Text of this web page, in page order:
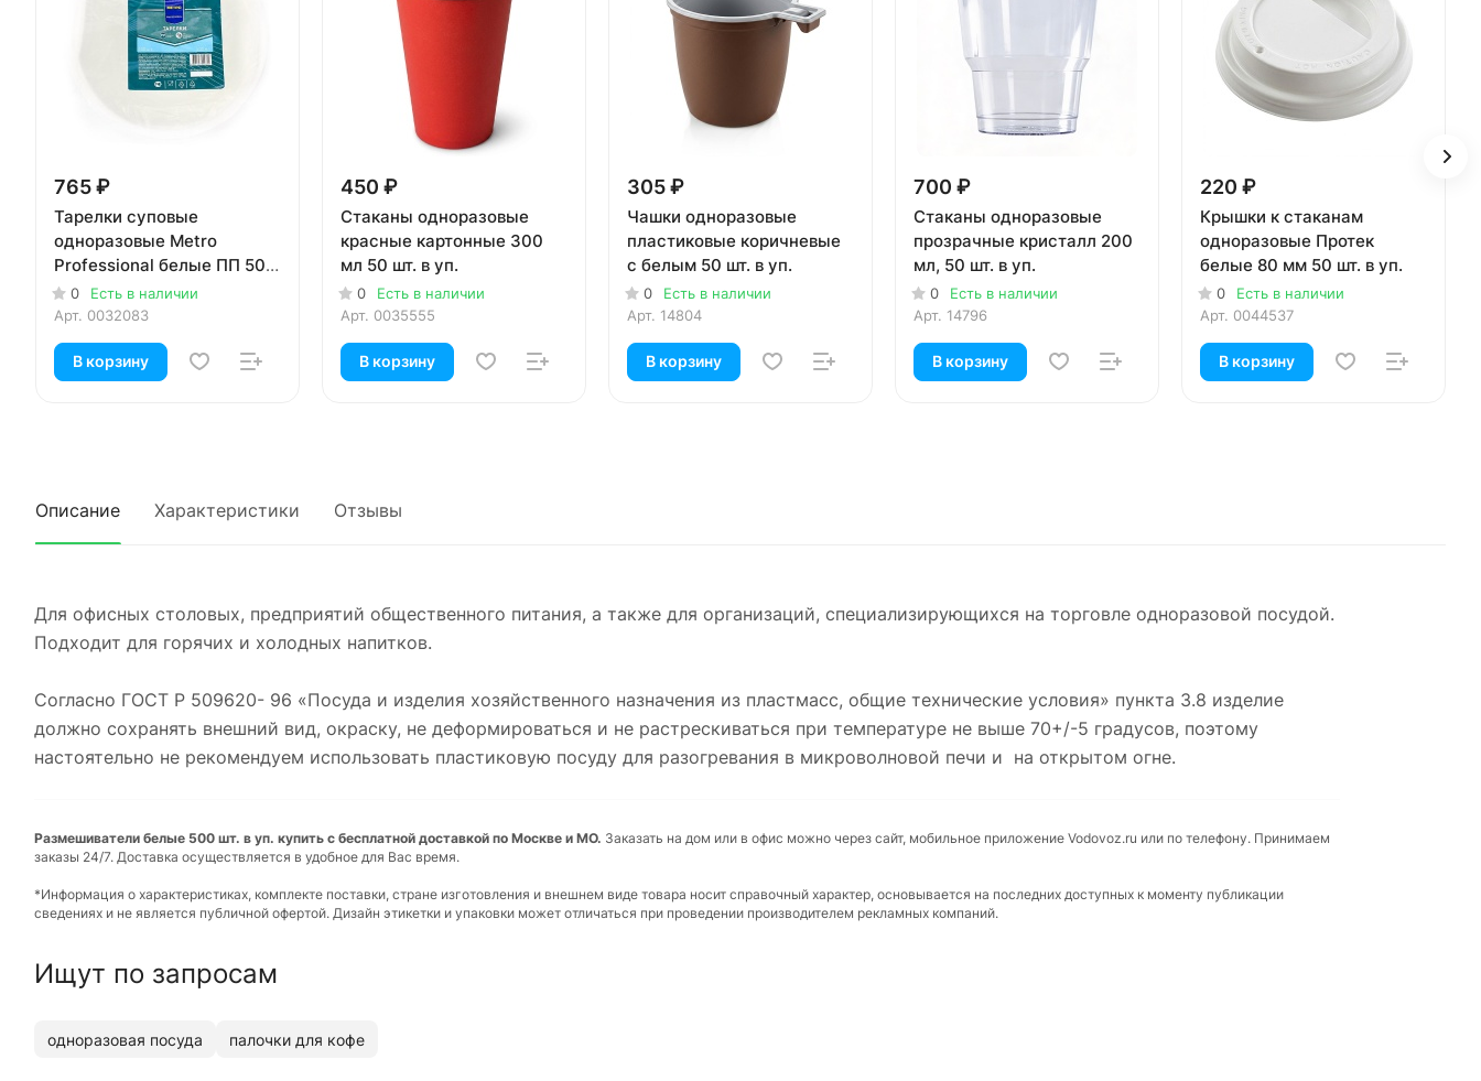
765 ₽
Тарелки суповые
одноразовые Metro
Professional белые ПП 500
мл 100 шт. в уп.
0
Есть в наличии
Арт. 0032083
В корзину
450 ₽
Стаканы одноразовые
красные картонные 300
мл 50 шт. в уп.
0
Есть в наличии
Арт. 0035555
В корзину
305 ₽
Чашки одноразовые
пластиковые коричневые
с белым 50 шт. в уп.
0
Есть в наличии
Арт. 14804
В корзину
700 ₽
Стаканы одноразовые
прозрачные кристалл 200
мл, 50 шт. в уп.
0
Есть в наличии
Арт. 14796
В корзину
220 ₽
Крышки к стаканам
одноразовые Протек
белые 80 мм 50 шт. в уп.
0
Есть в наличии
Арт. 0044537
В корзину
Описание Характеристики Отзывы
Для офисных столовых, предприятий общественного питания, а также для организаций, специализирующихся на торговле одноразовой посудой.
Подходит для горячих и холодных напитков.
Согласно ГОСТ Р 509620- 96 «Посуда и изделия хозяйственного назначения из пластмасс, общие технические условия» пункта 3.8 изделие
должно сохранять внешний вид, окраску, не деформироваться и не растрескиваться при температуре не выше 70+/-5 градусов, поэтому
настоятельно не рекомендуем использовать пластиковую посуду для разогревания в микроволновой печи и на открытом огне.
Размешиватели белые 500 шт. в уп. купить с бесплатной доставкой по Москве и МО. Заказать на дом или в офис можно через сайт, мобильное приложение Vodovoz.ru или по телефону. Принимаем
заказы 24/7. Доставка осуществляется в удобное для Вас время.
*Информация о характеристиках, комплекте поставки, стране изготовления и внешнем виде товара носит справочный характер, основывается на последних доступных к моменту публикации
сведениях и не является публичной офертой. Дизайн этикетки и упаковки может отличаться при проведении производителем рекламных компаний.
Ищут по запросам
одноразовая посуда палочки для кофе